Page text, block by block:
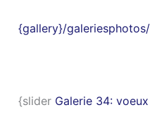
{gallery}/galeriesphotos/
{slider Galerie 34: